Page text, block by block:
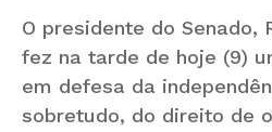
O presidente do Senado,
fez na tarde de hoje (9)
em defesa da
sobretudo, do direito de